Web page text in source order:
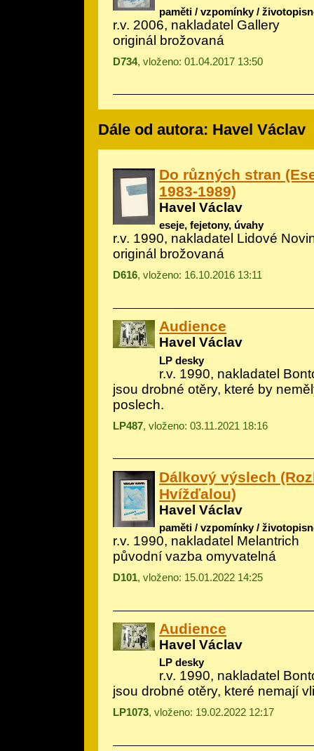
paměti / vzpomínky /
r.v. 2006, nakladatel Gallery
originál brožovaná
D734, vloženo: 01.04.2017 13:50
Dále od autora: Havel Václav
Do různých stran
1983-1989)
Havel Václav
eseje, fejetony, úvahy
r.v. 1990, nakladatel Lidové
originál brožovaná
D616, vloženo: 16.10.2016 13:11
Audience
Havel Václav
LP desky
r.v. 1990, nakladatel
jsou drobné otěry, které by
poslech.
LP487, vloženo: 03.11.2021 18:16
Dálkový výslech
Hvížďalou)
Havel Václav
paměti / vzpomínky /
r.v. 1990, nakladatel Melantrich
původní vazba omyvatelná
D101, vloženo: 15.01.2022 14:25
Audience
Havel Václav
LP desky
r.v. 1990, nakladatel
jsou drobné otěry, které nemají
LP1073, vloženo: 19.02.2022 12:17